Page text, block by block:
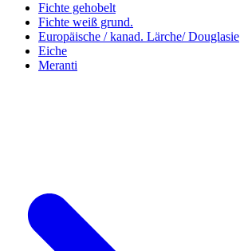
Fichte gehobelt
Fichte weiß grund.
Europäische / kanad. Lärche/ Douglasie
Eiche
Meranti